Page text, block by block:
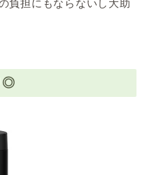
負担にもならないし大助
◎